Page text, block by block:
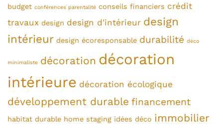
budget conférences parentalité conseils financiers crédit
travaux design design d'intérieur design
intérieur design écoresponsable durabilité déco
minimaliste décoration décoration
intérieure décoration écologique
développement durable financement
habitat durable home staging idées déco immobilier